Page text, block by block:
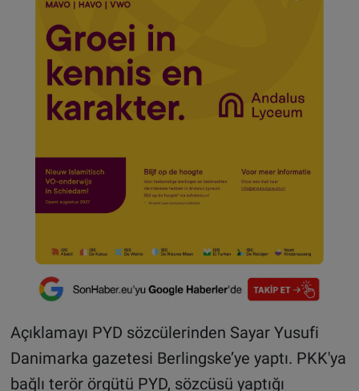
Açıklamayı PYD sözcülerinden Sayar Yusufi
Danimarka gazetesi Berlingske’ye yaptı. PKK'ya
bağlı terör örgütü PYD, sözcüsü yaptığı
ALGEMENE VOORWAARDEN
CONTACT
Çerez Politikası